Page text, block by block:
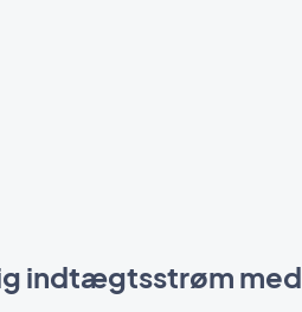
indtægtsstrøm med